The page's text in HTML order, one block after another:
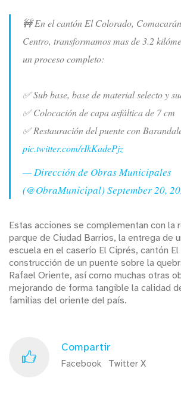
🚧 En el cantón El Colorado,
Centro, transformamos mas de 3.2
un proceso completo:
✅ Sub base, base de material selecto y
✅ Colocación de capa asfáltica de 7 cm
✅ Restauración del puente con
pic.twitter.com/rIkKadePjz
— Dirección de Obras Municipales
(@ObraMunicipal) September 20,
Estas acciones se complementan con la
parque de Ciudad Barrios, la entrega de
escuela en el caserío El Ciprés, cantón El
construcción de un puente sobre la
Rafael Oriente, así como muchas otras
mejorando de forma tangible la calidad
familias del oriente del país.
Compartir
Facebook Twitter X